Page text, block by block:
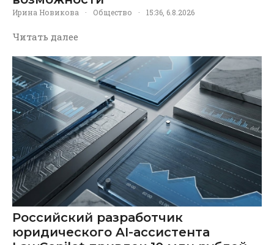
Ирина Новикова · Общество · 15:36, 6.8.2026
Читать далее
Российский разработчик
юридического AI-ассистента